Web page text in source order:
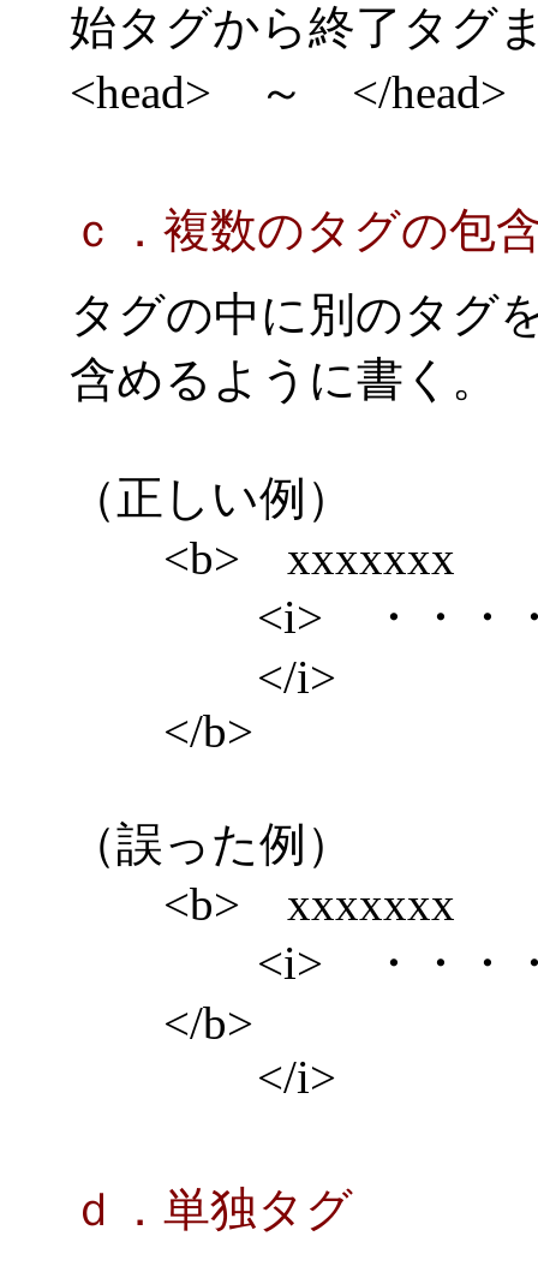
始タグから終了タグ
<head> ～ </head>
ｃ．複数のタグの包
タグの中に別のタグ
含めるように書く。
（正しい例）
<b> xxxxxxx
<i> ・・・・
</i>
</b>
（誤った例）
<b> xxxxxxx
<i> ・・・・
</b>
</i>
ｄ．単独タグ